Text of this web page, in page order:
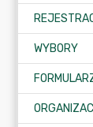
WYBORY